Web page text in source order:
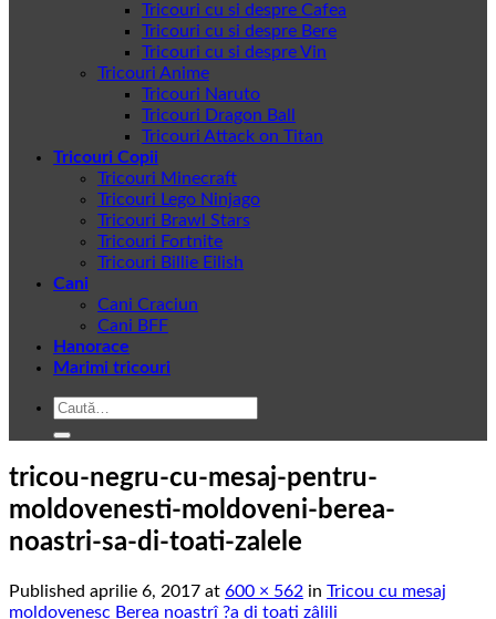
Tricouri cu si despre Cafea
Tricouri cu si despre Bere
Tricouri cu si despre Vin
Tricouri Anime
Tricouri Naruto
Tricouri Dragon Ball
Tricouri Attack on Titan
Tricouri Copii
Tricouri Minecraft
Tricouri Lego Ninjago
Tricouri Brawl Stars
Tricouri Fortnite
Tricouri Billie Eilish
Cani
Cani Craciun
Cani BFF
Hanorace
Marimi tricouri
Caută
tricou-negru-cu-mesaj-pentru-
moldovenesti-moldoveni-berea-
noastri-sa-di-toati-zalele
Published aprilie 6, 2017 at 600 × 562 in Tricou cu mesaj
moldovenesc Berea noastrî ?a di toati zâlili